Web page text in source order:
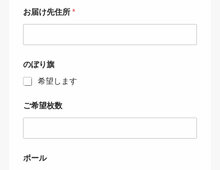
お届け先住所 *
のぼり旗
希望します
ご希望枚数
ポール